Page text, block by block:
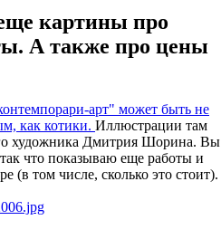
картины про
А также про цены
арт" может быть не
как котики. Иллюстрации там
художника Дмитрия Шорина. Вы
что показываю еще работы и
(в том числе, сколько это стоит).